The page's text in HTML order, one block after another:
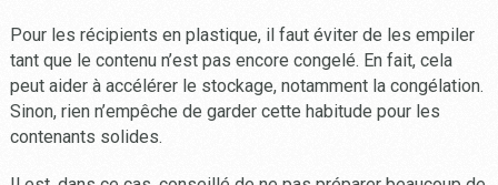
Pour les récipients en plastique, il faut éviter de les empiler
tant que le contenu n’est pas encore congelé. En fait, cela
peut aider à accélérer le stockage, notamment la congélation.
Sinon, rien n’empêche de garder cette habitude pour les
contenants solides.